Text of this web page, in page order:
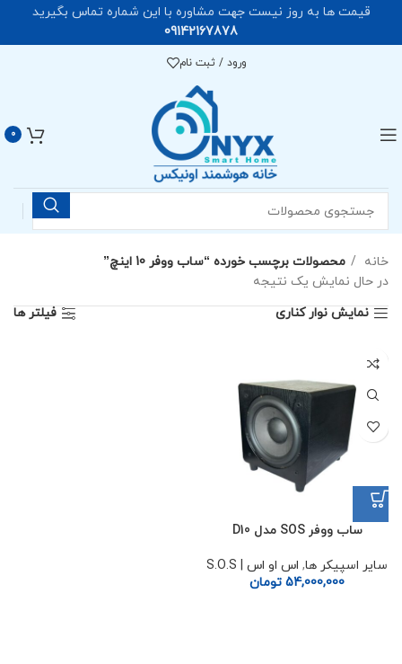
ورود / ثبت نام
0
خانه
محصولات برچسب خورده “ساب ووفر 10 اینچ”
در حال نمایش یک نتیجه
نمایش نوار کناری
فیلتر ها
ساب ووفر SOS مدل D10
سایر اسپیکر ها, اس او اس | S.O.S
54,000,000 تومان
قیمت ها به روز نیست جهت مشاوره با این شماره تماس بگیرید
09142167878